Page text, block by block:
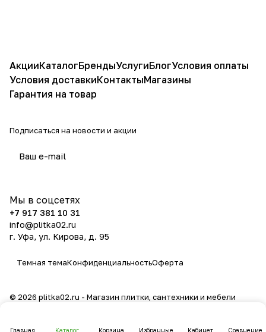
Главная Каталог Корзина Избранные Кабинет Сравнение
АкцииКаталогБрендыУслугиБлогУсловия оплаты
Условия доставкиКонтактыМагазины
Гарантия на товар
Подписаться на новости и акции
Мы в соцсетях
+7 917 381 10 31
info@plitka02.ru
г. Уфа, ул. Кирова, д. 95
Темная темаКонфиденциальностьОферта
© 2026 plitka02.ru - Магазин плитки, сантехники и мебели